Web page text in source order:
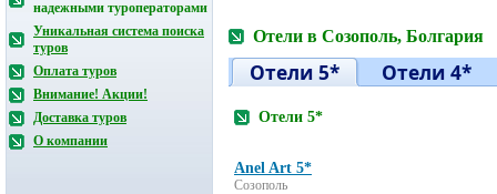
надежными туроператорами
Уникальная система поиска
туров
Оплата туров
Внимание! Акции!
Доставка туров
О компании
Отели в Созополь, Болгария
Отели 5* Отели 4*
Отели 5*
Anel Art 5*
Созополь